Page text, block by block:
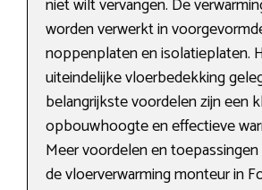
niet wilt vervangen. De
worden verwerkt in
noppenplaten en isolatieplaten.
uiteindelijke vloerbedekking
belangrijkste voordelen zijn een
opbouwhoogte en effectieve
Meer voordelen en
de vloerverwarming monteur in